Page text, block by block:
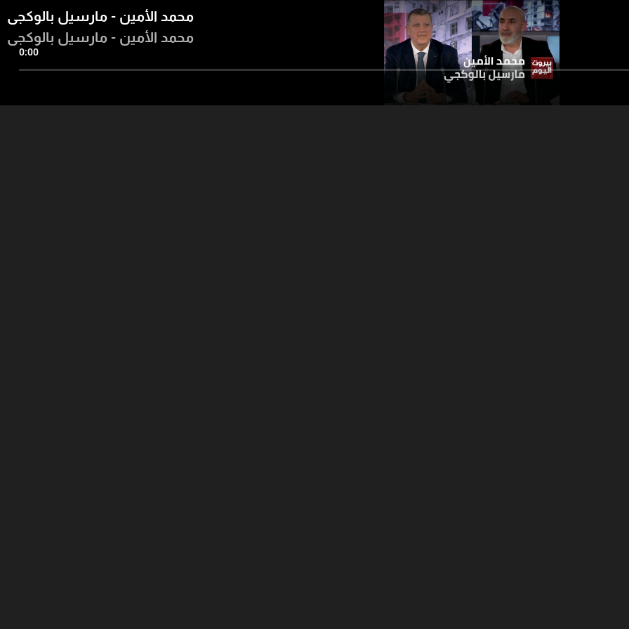
0:00
محمد الأمين - مارسيل بالوكجي
محمد الأمين - مارسيل بالوكجي